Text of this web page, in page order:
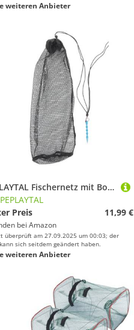
weiteren Anbieter
PEPLAYTAL Fischernetz mit Bodennagel Robuste Reuse für Krabben und Garnelen Faltbares Tragbares für Süß und Salzwasserfischen Großes Fassungsvermögen Leichtes Outdoor Angelzubehör
PEPLAYTAL
Preis
11,99 €
bei Amazon
überprüft am 27.09.2025 um 00:03; der
sich seitdem geändert haben.
weiteren Anbieter